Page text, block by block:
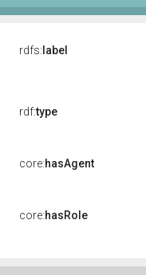
rdfs: label
rdf:type
core:hasAgent
core:hasRole